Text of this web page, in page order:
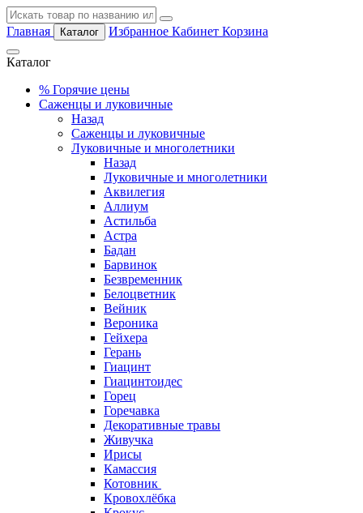
Главная Каталог Избранное Кабинет Корзина
Каталог
% Горячие цены
Саженцы и луковичные
Назад
Саженцы и луковичные
Луковичные и многолетники
Назад
Луковичные и многолетники
Аквилегия
Аллиум
Астильба
Астра
Бадан
Барвинок
Безвременник
Белоцветник
Вейник
Вероника
Гейхера
Герань
Гиацинт
Гиацинтоидес
Горец
Горечавка
Декоративные травы
Живучка
Ирисы
Камассия
Котовник
Кровохлёбка